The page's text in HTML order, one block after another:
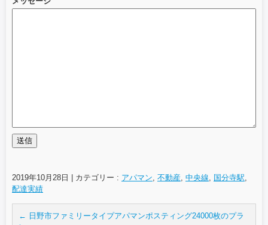
送信
2019年10月28日 カテゴリー : アパマン 不動産 中央線 国分寺駅
配達実績
← 日野市ファミリータイプアパマンポスティング24000枚のプラ